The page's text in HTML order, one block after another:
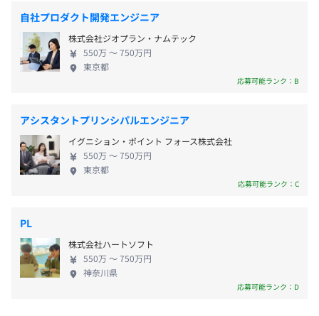
・Store：店舗買取システム
- 店舗買取の業務フローをシステム化。
- AIを用いたOCRにより情報入力手間を削減。
- 画像からAIを用いた商品の特定により査定をアシス
社内研修を実施し、その後もOJTでフォローをいたしま
す。
スキルアップや成長を支援する制度もございます。（下記
・書籍購入全額会社負担
・資格取得手当
・AWSやGCPの学習費補助
・勉強会やカンファレンスへの参加費/旅費全額負担
・自社主催勉強会の定期実施（社内 / 社外）
・『曙橋駅』から徒歩13分
・交通費全額支給
・インフルエンザ予防接種全額補助
・出産祝金
・ウォーターサーバー完備
・慶弔金（出産/死亡）
・健康診断費用全額補助
・社内購入割引制度
昇給：年2回（8月・2月）
目指して精力的な活動が行われています。
自社プロダクト開発エンジニア
株式会社ジオプラン・ナムテック
550万 〜 750万円
東京都
応募可能ランク：B
アシスタントプリンシパルエンジニア
イグニション・ポイント フォース株式会社
550万 〜 750万円
東京都
応募可能ランク：C
PL
株式会社ハートソフト
550万 〜 750万円
神奈川県
応募可能ランク：D